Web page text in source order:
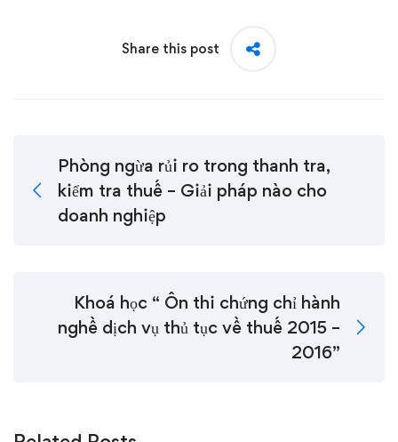
Share this post
Phòng ngừa rủi ro trong thanh tra,
kiểm tra thuế – Giải pháp nào cho
doanh nghiệp
Khoá học “ Ôn thi chứng chỉ hành
nghề dịch vụ thủ tục về thuế 2015 –
2016”